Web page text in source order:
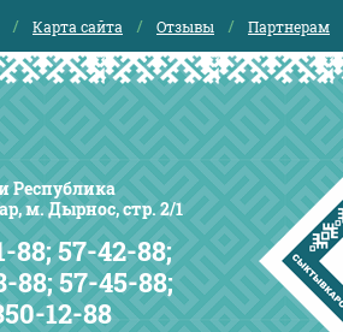
Карта сайта Отзывы Партнерам
Республика
м. Дырнос, стр. 2/1
88; 57-42-88;
88; 57-45-88;
12-88